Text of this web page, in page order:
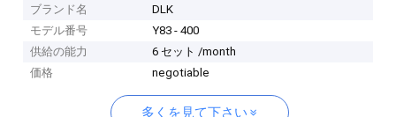
ブランド名
DLK
モデル番号
Y83 - 400
供給の能力
6 セット /month
価格
negotiable
多くを見て下さい